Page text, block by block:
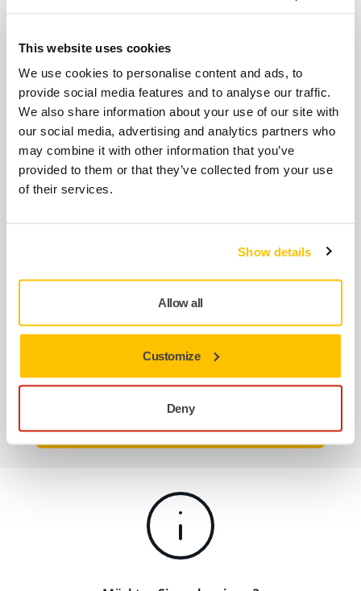
This website uses cookies
We use cookies to personalise content and ads, to
provide social media features and to analyse our traffic.
We also share information about your use of our site with
our social media, advertising and analytics partners who
may combine it with other information that you’ve
provided to them or that they’ve collected from your use
of their services.
Show details
Allow all
Customize
Deny
Schleifmittel für staubfreies Trocken-Schleifen, das speziell
Entwickelt, um mühelos komplexe Kurven, große Flächen
bietet Iridium™ Soft unvergleichliche Ausdauer, Komfort
und erstklassige Ergebnisse.
Erfahren Sie mehr über Iridium Soft